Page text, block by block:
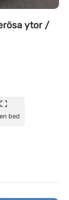
ytor /
bed